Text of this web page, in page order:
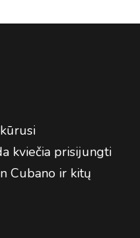
kviečia prisijungti
Cubano ir kitų